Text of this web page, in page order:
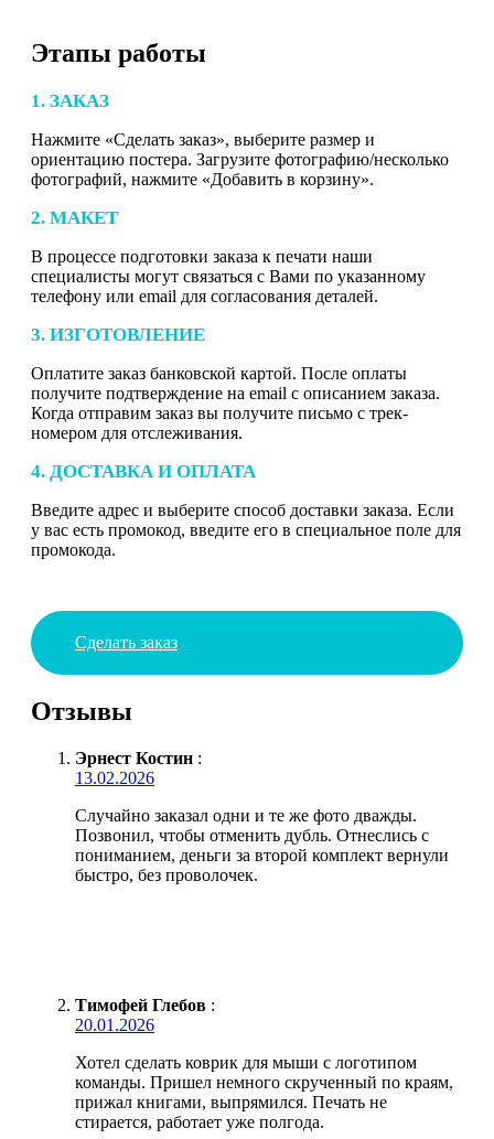
Этапы работы
1. ЗАКАЗ
Нажмите «Сделать заказ», выберите размер и
ориентацию постера. Загрузите фотографию/несколько
фотографий, нажмите «Добавить в корзину».
2. МАКЕТ
В процессе подготовки заказа к печати наши
специалисты могут связаться с Вами по указанному
телефону или email для согласования деталей.
3. ИЗГОТОВЛЕНИЕ
Оплатите заказ банковской картой. После оплаты
получите подтверждение на email с описанием заказа.
Когда отправим заказ вы получите письмо с трек-
номером для отслеживания.
4. ДОСТАВКА И ОПЛАТА
Введите адрес и выберите способ доставки заказа. Если
у вас есть промокод, введите его в специальное поле для
промокода.
Сделать заказ
Отзывы
Эрнест Костин :
13.02.2026
Случайно заказал одни и те же фото дважды.
Позвонил, чтобы отменить дубль. Отнеслись с
пониманием, деньги за второй комплект вернули
быстро, без проволочек.
Тимофей Глебов :
20.01.2026
Хотел сделать коврик для мыши с логотипом
команды. Пришел немного скрученный по краям,
прижал книгами, выпрямился. Печать не
стирается, работает уже полгода.